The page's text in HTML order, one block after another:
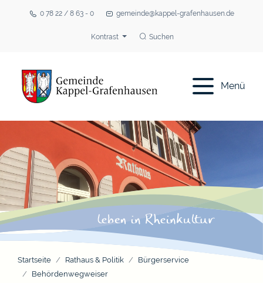
0 78 22 / 8 63 - 0 gemeinde@kappel-grafenhausen.de
Kontrast Suchen
Menü
Startseite Rathaus & Politik
Bürgerservice
Behördenwegweiser